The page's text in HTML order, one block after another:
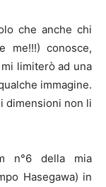
che anche chi
me!!!) conosce,
limiterò ad una
immagine.
dimensioni non li
n°6 della mia
Hasegawa) in